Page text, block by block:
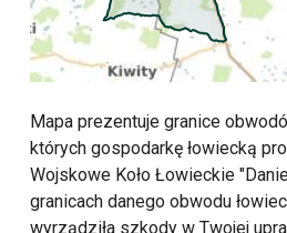
Mapa prezentuje granice
których gospodarkę łowiecką
Wojskowe Koło Łowieckie
granicach danego obwodu
wyrządziła szkody w Twojej